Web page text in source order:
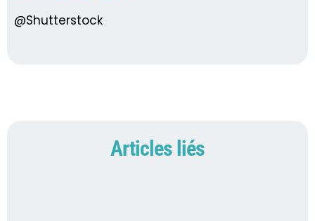
@Shutterstock
Articles liés